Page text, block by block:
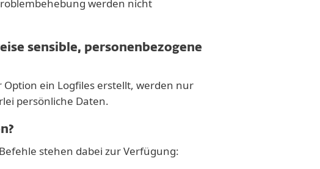
werden nicht
sensible, personenbezogene
ein Logfiles erstellt, werden nur
persönliche Daten.
stehen dabei zur Verfügung: